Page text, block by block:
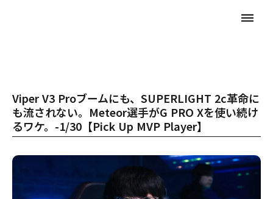
dehaze
Viper V3 Proブームにも、SUPERLIGHT 2c革命に
も流されない。Meteor選手がG PRO Xを使い続け
るワケ。-1/30【Pick Up MVP Player】